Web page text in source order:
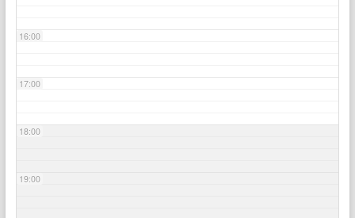
16:00
17:00
18:00
19:00